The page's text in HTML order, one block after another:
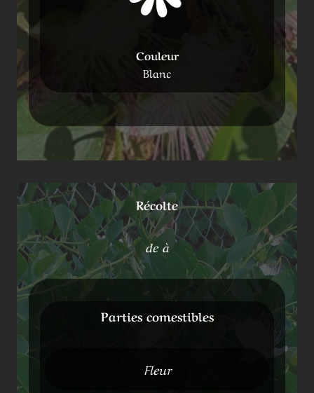
Couleur
Blanc
Récolte
de à
Parties comestibles
Fleur